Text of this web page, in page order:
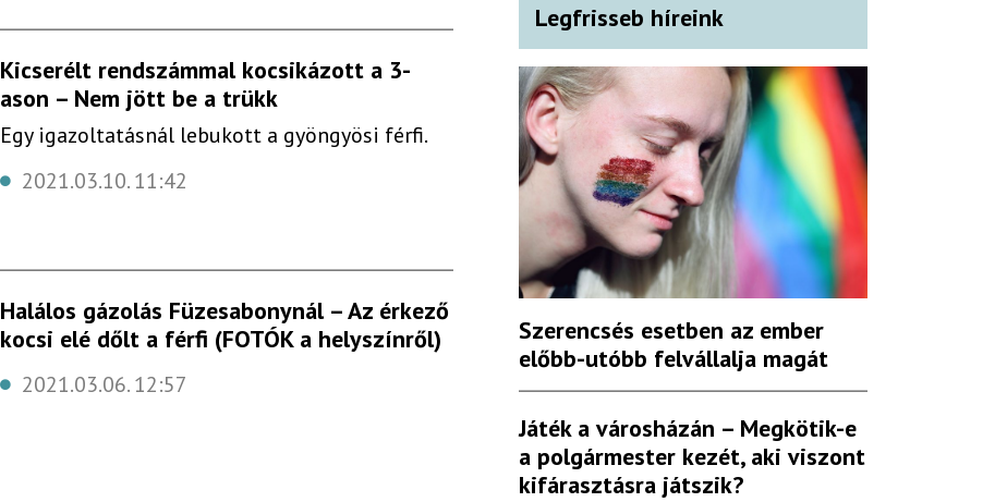
Kicserélt rendszámmal kocsikázott a 3-
ason – Nem jött be a trükk
Egy igazoltatásnál lebukott a gyöngyösi férfi.
2021.03.10. 11:42
Halálos gázolás Füzesabonynál – Az érkező
kocsi elé dőlt a férfi (FOTÓK a helyszínről)
2021.03.06. 12:57
Legfrisseb híreink
Szerencsés esetben az ember
előbb-utóbb felvállalja magát
Játék a városházán – Megkötik-e
a polgármester kezét, aki viszont
kifárasztásra játszik?